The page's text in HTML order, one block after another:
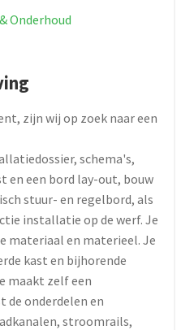
Onderhoud
zijn wij op zoek naar een
schema's,
en een bord lay-out, bouw
stuur- en regelbord, als
installatie op de werf. Je
materiaal en materieel. Je
kast en bijhorende
maakt zelf een
de onderdelen en
stroomrails,